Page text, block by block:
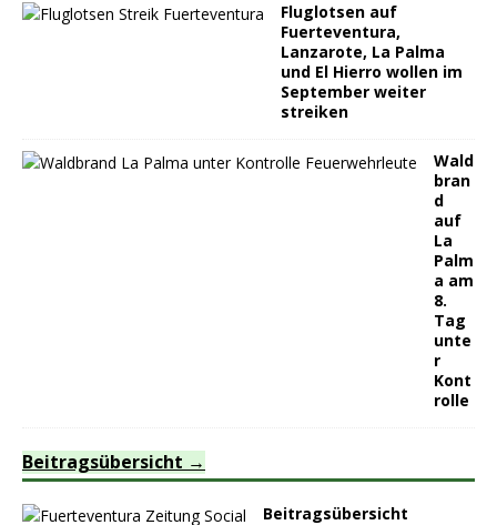
Fluglotsen auf
Fuerteventura,
Lanzarote, La Palma
und El Hierro wollen im
September weiter
streiken
Wald
bran
d
auf
La
Palm
a am
8.
Tag
unte
r
Kont
rolle
Beitragsübersicht
Beitragsübersicht